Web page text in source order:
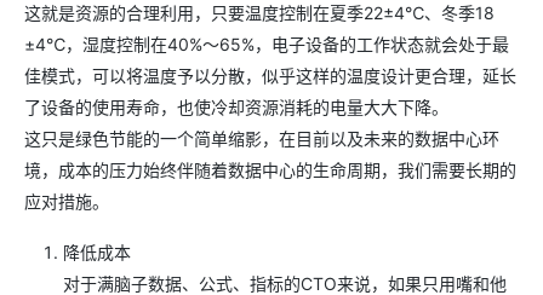
这就是资源的合理利用，只要温度控制在夏季22±4℃、冬季18
±4℃，湿度控制在40%～65%，电子设备的工作状态就会处于最
佳模式，可以将温度予以分散，似乎这样的温度设计更合理，延长
了设备的使用寿命，也使冷却资源消耗的电量大大下降。
这只是绿色节能的一个简单缩影，在目前以及未来的数据中心环
境，成本的压力始终伴随着数据中心的生命周期，我们需要长期的
应对措施。
降低成本
对于满脑子数据、公式、指标的CTO来说，如果只用嘴和他